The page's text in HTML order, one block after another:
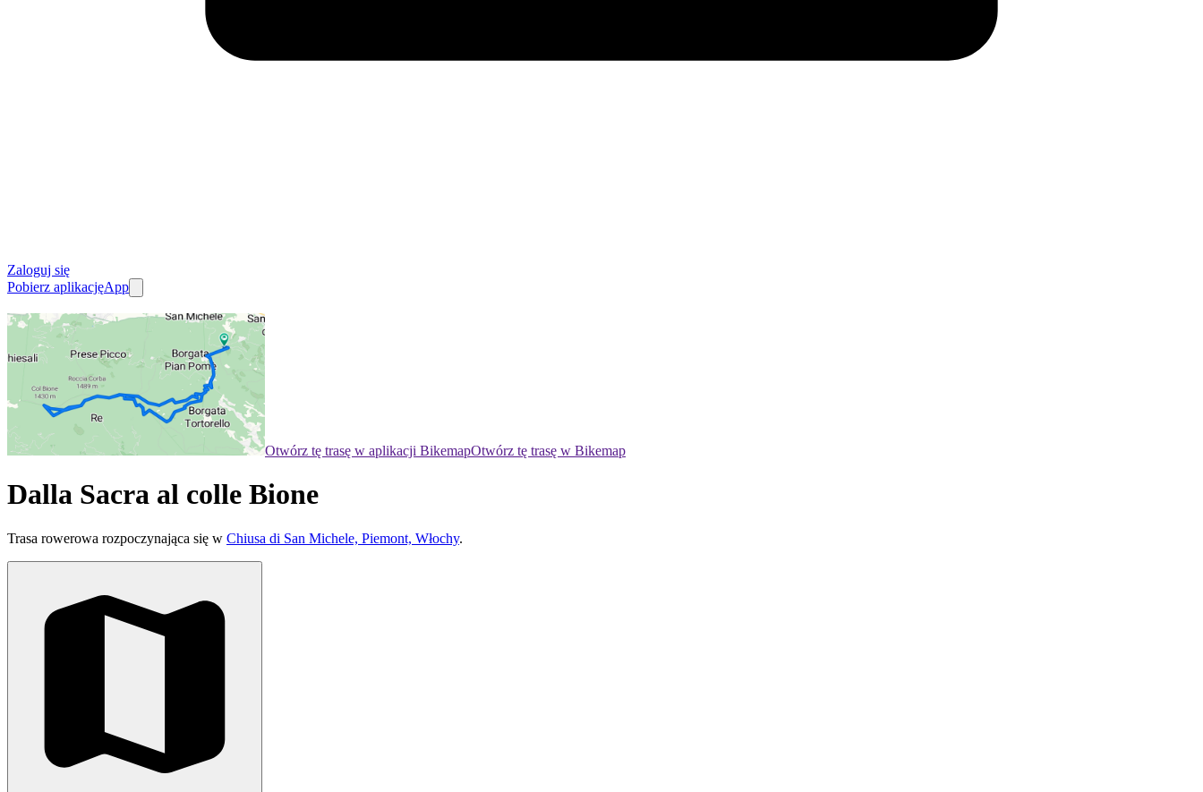
Zaloguj się
Pobierz aplikacjęApp
Otwórz tę trasę w aplikacji BikemapOtwórz tę trasę w Bikemap
Dalla Sacra al colle Bione
Trasa rowerowa rozpoczynająca się w Chiusa di San Michele, Piemont, Włochy.